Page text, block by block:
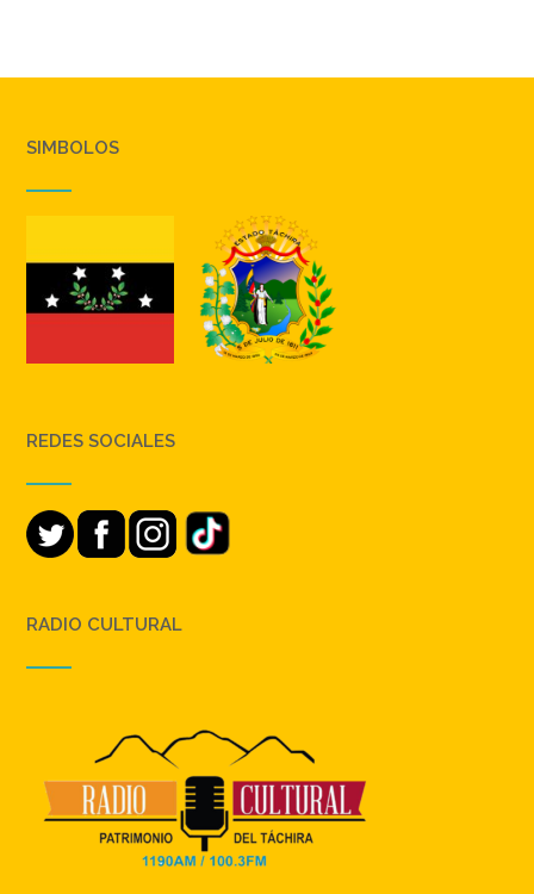
SIMBOLOS
REDES SOCIALES
RADIO CULTURAL